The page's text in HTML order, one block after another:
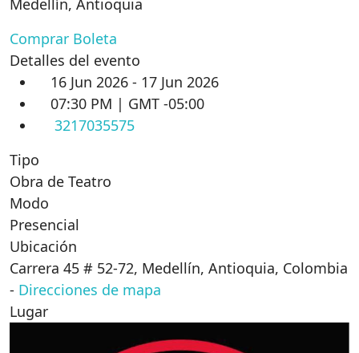
Medellín, Antioquia
Comprar Boleta
Detalles del evento
16 Jun 2026 - 17 Jun 2026
07:30 PM | GMT -05:00
3217035575
Tipo
Obra de Teatro
Modo
Presencial
Ubicación
Carrera 45 # 52-72, Medellín, Antioquia, Colombia
- Direcciones de mapa
Lugar